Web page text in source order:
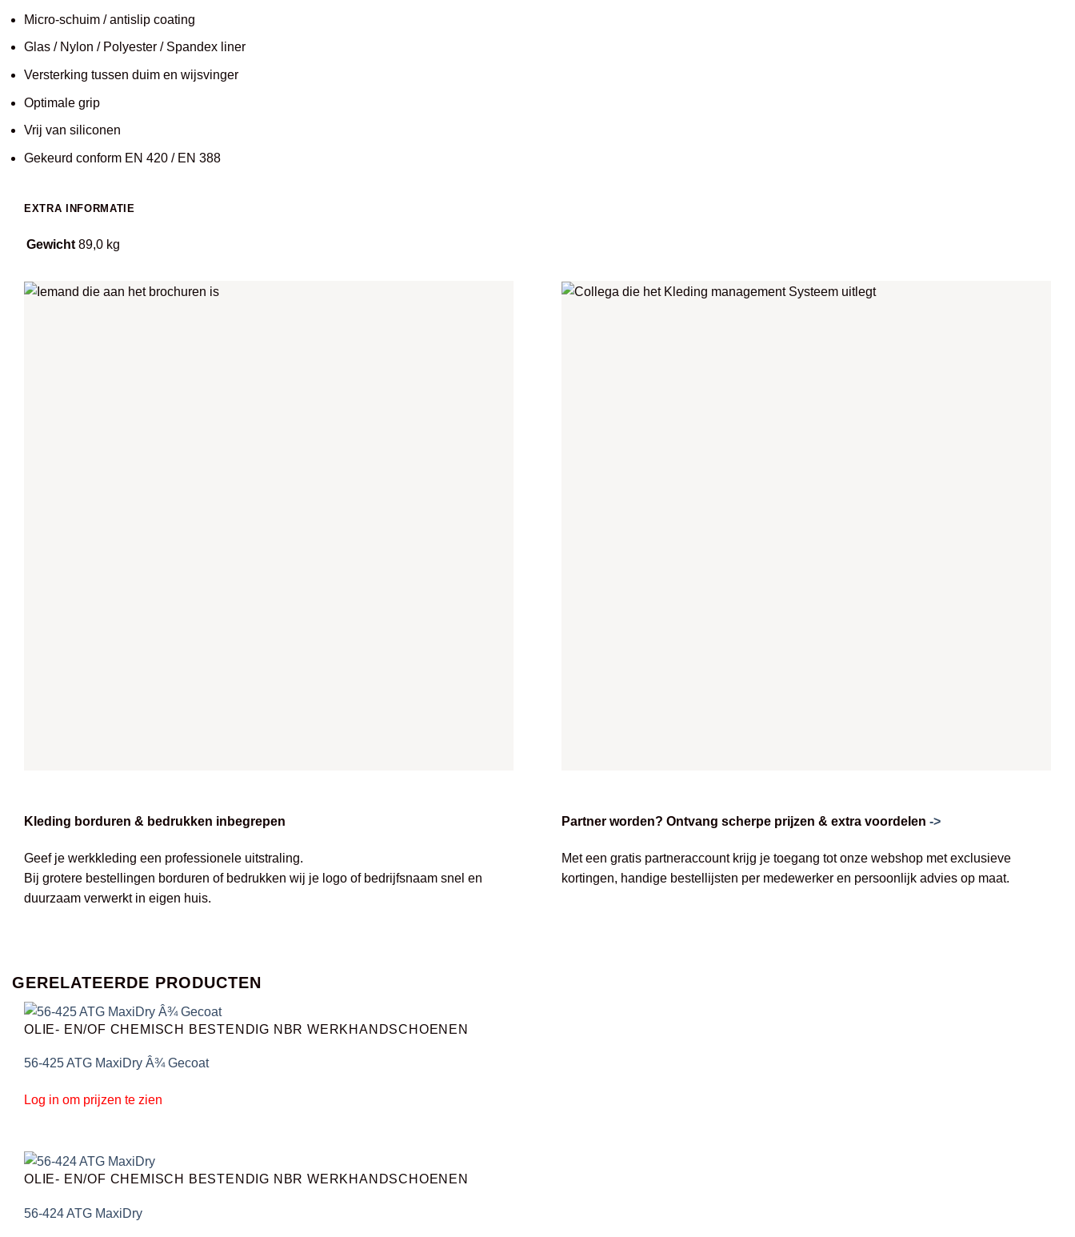
Micro-schuim / antislip coating
Glas / Nylon / Polyester / Spandex liner
Versterking tussen duim en wijsvinger
Optimale grip
Vrij van siliconen
Gekeurd conform EN 420 / EN 388
EXTRA INFORMATIE
Gewicht 89,0 kg
Kleding borduren & bedrukken inbegrepen
Geef je werkkleding een professionele uitstraling.
Bij grotere bestellingen borduren of bedrukken wij je logo of bedrijfsnaam snel en
duurzaam verwerkt in eigen huis.
Partner worden? Ontvang scherpe prijzen & extra voordelen ->
Met een gratis partneraccount krijg je toegang tot onze webshop met exclusieve
kortingen, handige bestellijsten per medewerker en persoonlijk advies op maat.
GERELATEERDE PRODUCTEN
OLIE- EN/OF CHEMISCH BESTENDIG NBR WERKHANDSCHOENEN
56-425 ATG MaxiDry Â¾ Gecoat
Log in om prijzen te zien
OLIE- EN/OF CHEMISCH BESTENDIG NBR WERKHANDSCHOENEN
56-424 ATG MaxiDry